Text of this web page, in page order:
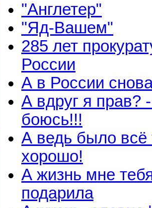
"Англетер"
"Яд-Вашем"
285 лет
России
А в России
А вдруг я прав?
боюсь!!!
А ведь было всё
хорошо!
А жизнь мне
подарила